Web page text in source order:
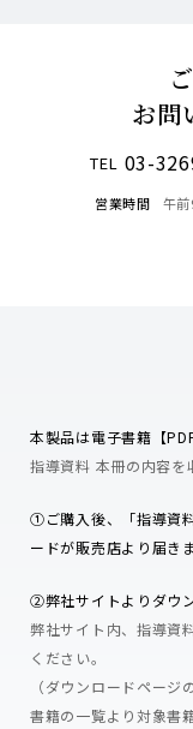
お問
TEL 03-
営業時間 午
本製品は電子書籍【
指導資料 本冊の内容を
➀ご購入後、「指導資
ードが販売店より届き
②弊社サイトよりダウ
弊社サイト内、指導資
ください。
（ダウンロードページ
書籍の一覧より対象書